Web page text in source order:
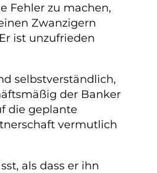
Fehler zu machen,
Zwanzigern
ist unzufrieden
selbstverständlich,
der Banker
die geplante
vermutlich
als dass er ihn